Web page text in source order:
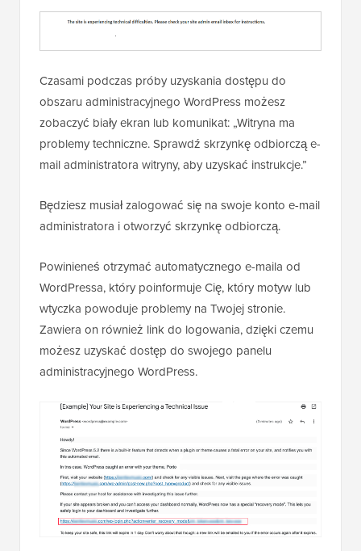
Czasami podczas próby uzyskania dostępu do
obszaru administracyjnego WordPress możesz
zobaczyć biały ekran lub komunikat: „Witryna ma
problemy techniczne. Sprawdź skrzynkę odbiorczą e-
mail administratora witryny, aby uzyskać instrukcje.”
Będziesz musiał zalogować się na swoje konto e-mail
administratora i otworzyć skrzynkę odbiorczą.
Powinieneś otrzymać automatycznego e-maila od
WordPressa, który poinformuje Cię, który motyw lub
wtyczka powoduje problemy na Twojej stronie.
Zawiera on również link do logowania, dzięki czemu
możesz uzyskać dostęp do swojego panelu
administracyjnego WordPress.